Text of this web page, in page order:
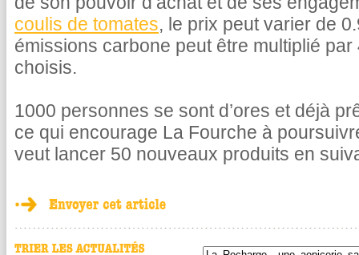
coulis de tomates, le prix peut varier de
émissions carbone peut être multiplié
choisis.
1000 personnes se sont d’ores et déjà
ce qui encourage La Fourche à
veut lancer 50 nouveaux produits en